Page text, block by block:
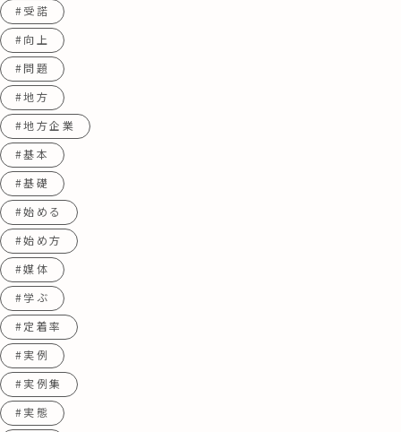
#受諾
#向上
#問題
#地方
#地方企業
#基本
#基礎
#始める
#始め方
#媒体
#学ぶ
#定着率
#実例
#実例集
#実態